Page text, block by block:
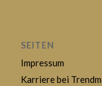
SEITEN
Impressum
Karriere bei